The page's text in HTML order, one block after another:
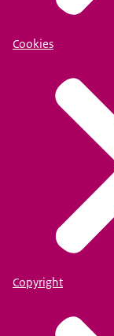
Cookies
Copyright